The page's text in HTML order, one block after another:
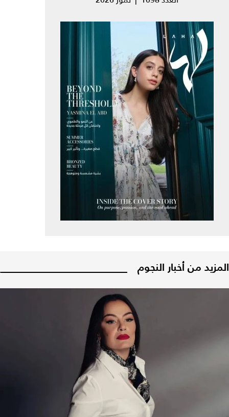
المزيد من أخبار النجوم